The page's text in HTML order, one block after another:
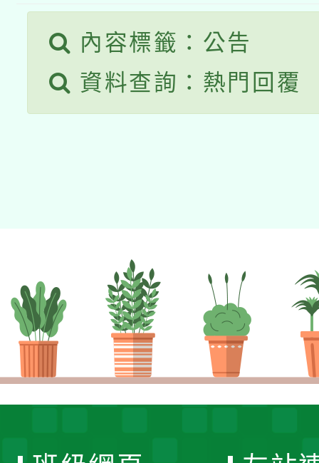
業技術研究院辦理「
用水績優單位及節水達
動」
115年8月22日(星期六
桃園市孔廟祈福系列
開 智慧啟航」
2026年桃園地景藝術
內容標籤：公告
資料查詢：熱門回覆